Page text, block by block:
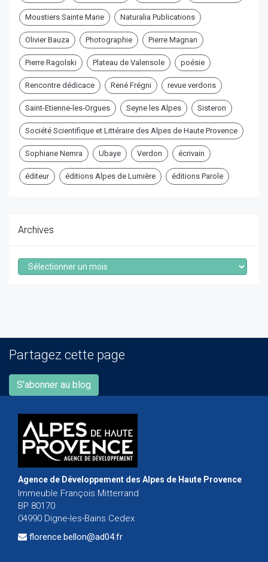
Moustiers Sainte Marie Naturalia Publications
Olivier Bauza Photographie Pierre Magnan
Pierre Ragolski Plateau de Valensole poésie
Rencontre dédicace René Frégni revue verdons
Saint-Etienne-les-Orgues Seyne les Alpes Sisteron
Société Scientifique et Littéraire des Alpes de Haute Provence
Sophiane Nemra Ubaye Verdon écrivain
éditeur éditions Alpes de Lumière éditions Parole
Archives
Archives
Partagez cette page
S'abonner au blog
Agence de Développement des Alpes de Haute Provence
Immeuble François Mitterrand
BP 80170
04990 Digne-les-Bains Cedex
florence.bellon@ad04.fr